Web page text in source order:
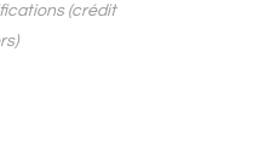
(crédit